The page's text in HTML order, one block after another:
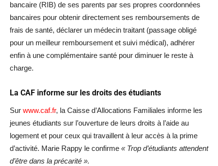
bancaire (RIB) de ses parents par ses propres coordonnées
bancaires pour obtenir directement ses remboursements de
frais de santé, déclarer un médecin traitant (passage obligé
pour un meilleur remboursement et suivi médical), adhérer
enfin à une complémentaire santé pour diminuer le reste à
charge.
La CAF informe sur les droits des étudiants
Sur www.caf.fr, la Caisse d’Allocations Familiales informe les
jeunes étudiants sur l’ouverture de leurs droits à l’aide au
logement et pour ceux qui travaillent à leur accès à la prime
d’activité. Marie Rappy le confirme « Trop d’étudiants attendent
d’être dans la précarité ».